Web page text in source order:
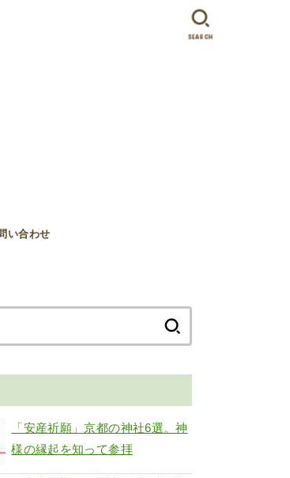
い合わせ
SEARCH
「安産祈願」京都の神社6選。神
様の縁起を知って参拝